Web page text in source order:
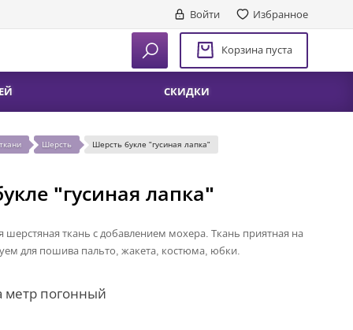
Войти Избранное
Корзина пуста
СКИДКИ
Шерсть Шерсть букле "гусиная лапка"
"гусиная лапка"
шерстяная ткань с добавлением мохера. Ткань приятная на
для пошива пальто, жакета, костюма, юбки.
метр погонный